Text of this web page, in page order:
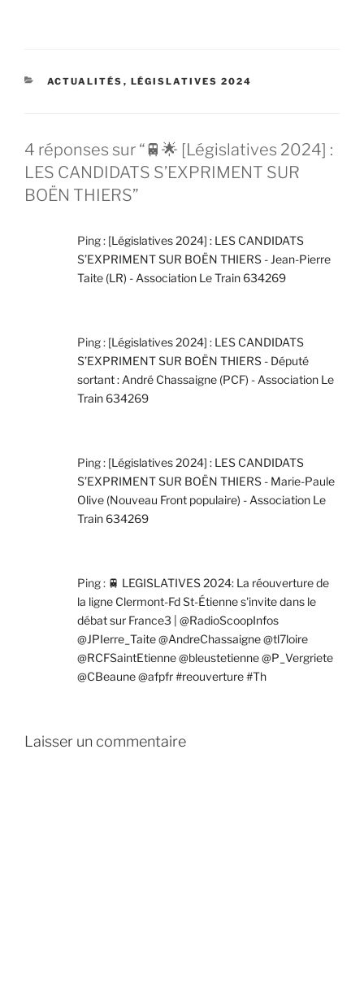
CATÉGORIES
ACTUALITÉS , LÉGISLATIVES 2024
4 réponses sur “🚆🌟 [Législatives 2024] :
LES CANDIDATS S’EXPRIMENT SUR
BOËN THIERS”
Ping : [Législatives 2024] : LES CANDIDATS
S’EXPRIMENT SUR BOËN THIERS - Jean-Pierre
Taite (LR) - Association Le Train 634269
Ping : [Législatives 2024] : LES CANDIDATS
S’EXPRIMENT SUR BOËN THIERS - Député
sortant : André Chassaigne (PCF) - Association Le
Train 634269
Ping : [Législatives 2024] : LES CANDIDATS
S’EXPRIMENT SUR BOËN THIERS - Marie-Paule
Olive (Nouveau Front populaire) - Association Le
Train 634269
Ping : 🚆 LEGISLATIVES 2024: La réouverture de
la ligne Clermont-Fd St-Étienne s'invite dans le
débat sur France3 | @RadioScoopInfos
@JPIerre_Taite @AndreChassaigne @tl7loire
@RCFSaintEtienne @bleustetienne @P_Vergriete
@CBeaune @afpfr #reouverture #Th
Laisser un commentaire